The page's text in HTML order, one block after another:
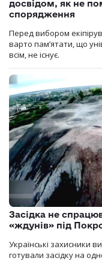
досвідом, як не
спорядження
Перед вибором
варто пам’ятати, що
всім, не існує.
Засідка не
«ждунів» під
Українські захисники
готували засідку на